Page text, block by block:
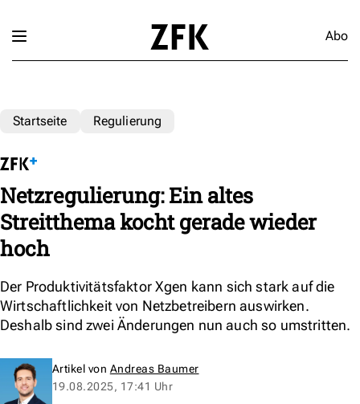
Abo
Startseite Regulierung
Netzregulierung: Ein altes
Streitthema kocht gerade wieder
hoch
Der Produktivitätsfaktor Xgen kann sich stark auf die
Wirtschaftlichkeit von Netzbetreibern auswirken.
Deshalb sind zwei Änderungen nun auch so umstritten.
Artikel von Andreas Baumer
19.08.2025, 17:41 Uhr